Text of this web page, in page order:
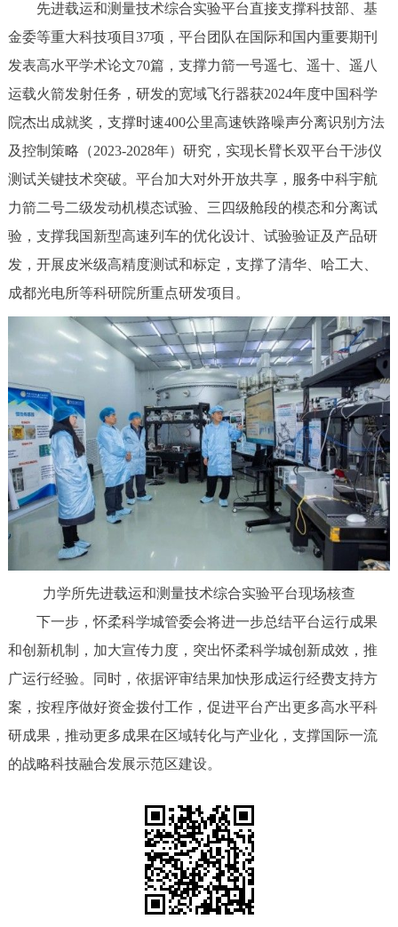
先进载运和测量技术综合实验平台直接支撑科技部、基
金委等重大科技项目37项，平台团队在国际和国内重要期刊
发表高水平学术论文70篇，支撑力箭一号遥七、遥十、遥八
运载火箭发射任务，研发的宽域飞行器获2024年度中国科学
院杰出成就奖，支撑时速400公里高速铁路噪声分离识别方法
及控制策略（2023-2028年）研究，实现长臂长双平台干涉仪
测试关键技术突破。平台加大对外开放共享，服务中科宇航
力箭二号二级发动机模态试验、三四级舱段的模态和分离试
验，支撑我国新型高速列车的优化设计、试验验证及产品研
发，开展皮米级高精度测试和标定，支撑了清华、哈工大、
成都光电所等科研院所重点研发项目。
力学所先进载运和测量技术综合实验平台现场核查
下一步，怀柔科学城管委会将进一步总结平台运行成果
和创新机制，加大宣传力度，突出怀柔科学城创新成效，推
广运行经验。同时，依据评审结果加快形成运行经费支持方
案，按程序做好资金拨付工作，促进平台产出更多高水平科
研成果，推动更多成果在区域转化与产业化，支撑国际一流
的战略科技融合发展示范区建设。